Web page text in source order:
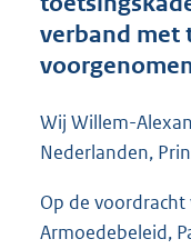
verband met
Wij Willem-
Nederlanden,
Op de
Armoedebeleid,